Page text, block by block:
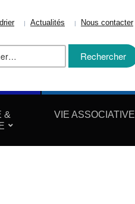
Actualités Nous contacter
Rechercher :
&
VIE ASSOCIATIVE